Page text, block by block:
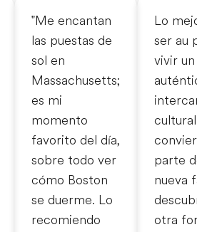
"Me encantan
las puestas de
sol en
Massachusetts;
es mi
momento
favorito del día,
sobre todo ver
cómo Boston
se duerme. Lo
recomiendo
Lo
ser au
vivir un
parte
nueva
otra